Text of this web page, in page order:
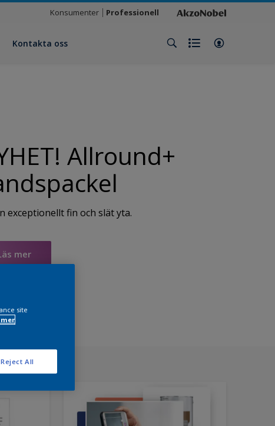
Konsumenter Professionell
Kontakta oss
Allround+
exceptionellt fin och slät yta.
mer
site
Reject All